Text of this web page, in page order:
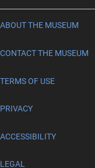
ABOUT THE MUSEUM
CONTACT THE MUSEUM
TERMS OF USE
PRIVACY
ACCESSIBILITY
LEGAL